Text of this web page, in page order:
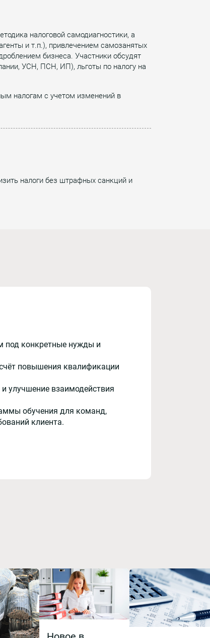
налоговой самодиагностики, а
и т.п.), привлечением самозанятых
бизнеса. Участники обсудят
УСН, ПСН, ИП), льготы по налогу на
налогам с учетом изменений в
налоги без штрафных санкций и
под конкретные нужды и
повышения квалификации
улучшение взаимодействия
обучения для команд,
клиента.